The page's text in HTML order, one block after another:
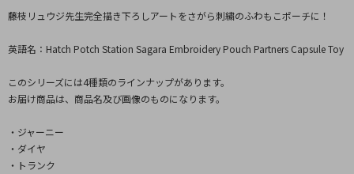
藤枝リュウジ先生完全描き下ろしアートをさがら刺繍のふわもこポーチに！
英語名：Hatch Potch Station Sagara Embroidery Pouch Partners Capsule Toy
このシリーズには4種類のラインナップがあります。
お届け商品は、商品名及び画像のものになります。
・ジャーニー
・ダイヤ
・トランク